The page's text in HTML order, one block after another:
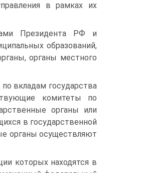
в рамках их
Президента РФ и
образований,
органы местного
вкладам государства
комитеты по
органы или
в государственной
органы осуществляют
которых находятся в